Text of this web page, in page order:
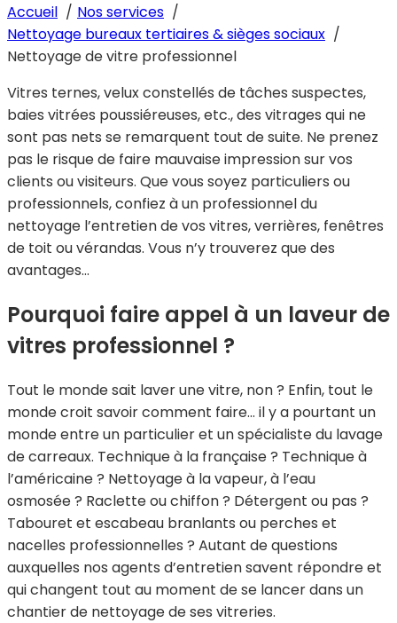
Accueil
Nos services
Nettoyage bureaux tertiaires & sièges sociaux
Nettoyage de vitre professionnel
Vitres ternes, velux constellés de tâches suspectes,
baies vitrées poussiéreuses, etc., des vitrages qui ne
sont pas nets se remarquent tout de suite. Ne prenez
pas le risque de faire mauvaise impression sur vos
clients ou visiteurs. Que vous soyez particuliers ou
professionnels, confiez à un professionnel du
nettoyage l’entretien de vos vitres, verrières, fenêtres
de toit ou vérandas. Vous n’y trouverez que des
avantages…
Pourquoi faire appel à un laveur de
vitres professionnel ?
Tout le monde sait laver une vitre, non ? Enfin, tout le
monde croit savoir comment faire… il y a pourtant un
monde entre un particulier et un spécialiste du lavage
de carreaux. Technique à la française ? Technique à
l’américaine ? Nettoyage à la vapeur, à l’eau
osmosée ? Raclette ou chiffon ? Détergent ou pas ?
Tabouret et escabeau branlants ou perches et
nacelles professionnelles ? Autant de questions
auxquelles nos agents d’entretien savent répondre et
qui changent tout au moment de se lancer dans un
chantier de nettoyage de ses vitreries.